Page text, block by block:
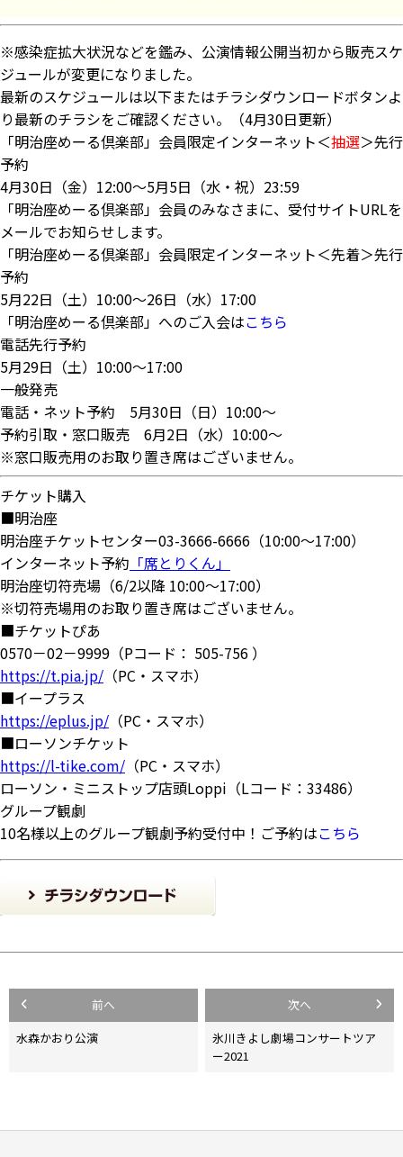
※感染症拡大状況などを鑑み、公演情報公開当初から販売スケ
ジュールが変更になりました。
最新のスケジュールは以下またはチラシダウンロードボタンよ
り最新のチラシをご確認ください。（4月30日更新）
「明治座めーる倶楽部」会員限定インターネット＜抽選＞先行
予約
4月30日（金）12:00～5月5日（水・祝）23:59
「明治座めーる倶楽部」会員のみなさまに、受付サイトURLを
メールでお知らせします。
「明治座めーる倶楽部」会員限定インターネット＜先着＞先行
予約
5月22日（土）10:00～26日（水）17:00
「明治座めーる倶楽部」へのご入会はこちら
電話先行予約
5月29日（土）10:00～17:00
一般発売
電話・ネット予約 5月30日（日）10:00～
予約引取・窓口販売 6月2日（水）10:00～
※窓口販売用のお取り置き席はございません。
チケット購入
■明治座
明治座チケットセンター03-3666-6666（10:00～17:00）
インターネット予約 「席とりくん」
明治座切符売場（6/2以降 10:00～17:00）
※切符売場用のお取り置き席はございません。
■チケットぴあ
0570－02－9999（Pコード： 505-756 ）
https://t.pia.jp/ （PC・スマホ）
■イープラス
https://eplus.jp/ （PC・スマホ）
■ローソンチケット
https://l-tike.com/ （PC・スマホ）
ローソン・ミニストップ店頭Loppi（Lコード：33486）
グループ観劇
10名様以上のグループ観劇予約受付中！ご予約はこちら
投
稿
前へ
水森かおり公演
次へ
氷川きよし劇場コンサートツア
ー2021